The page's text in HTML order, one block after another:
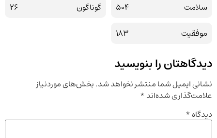
سلامت
504 گوناگون
26
موفقیت
183
دیدگاهتان را بنویسید
نشانی ایمیل شما منتشر نخواهد شد.بخش‌های موردنیاز
علامت‌گذاری شده‌اند*
دیدگاه*